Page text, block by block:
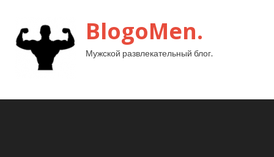
BlogoMen.
Мужской развлекательный блог.